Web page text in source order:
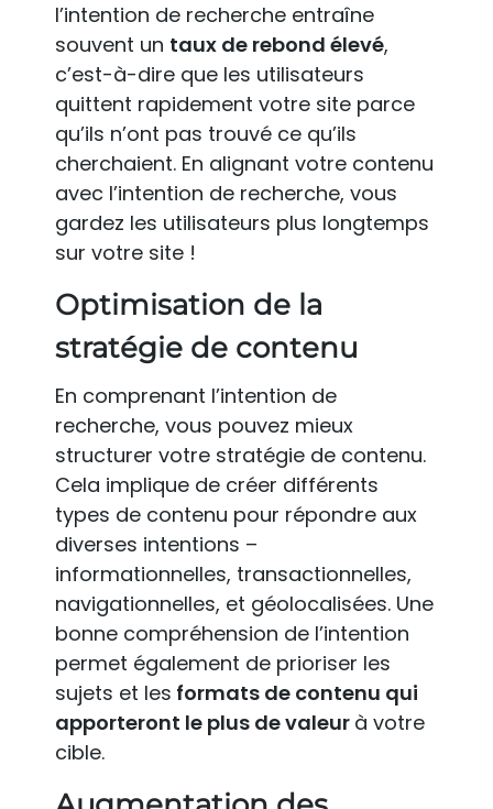
l’intention de recherche entraîne
souvent un taux de rebond élevé,
c’est-à-dire que les utilisateurs
quittent rapidement votre site parce
qu’ils n’ont pas trouvé ce qu’ils
cherchaient. En alignant votre contenu
avec l’intention de recherche, vous
gardez les utilisateurs plus longtemps
sur votre site !
Optimisation de la
stratégie de contenu
En comprenant l’intention de
recherche, vous pouvez mieux
structurer votre stratégie de contenu.
Cela implique de créer différents
types de contenu pour répondre aux
diverses intentions –
informationnelles, transactionnelles,
navigationnelles, et géolocalisées. Une
bonne compréhension de l’intention
permet également de prioriser les
sujets et les formats de contenu qui
apporteront le plus de valeur à votre
cible.